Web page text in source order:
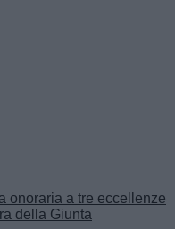
onoraria a tre eccellenze
della Giunta